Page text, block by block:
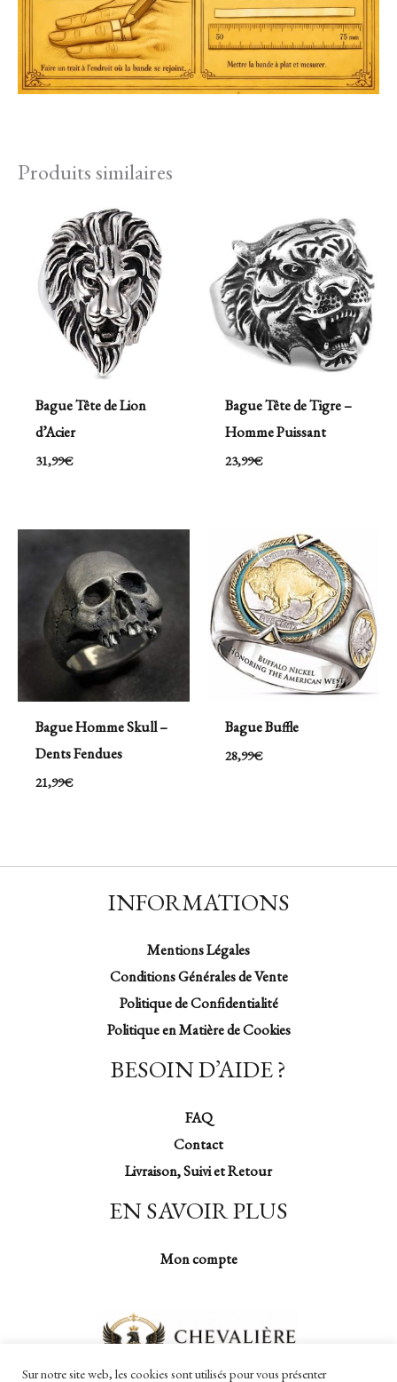
Produits similaires
Bague Tête de Lion
d’Acier
31,99€
Bague Tête de Tigre –
Homme Puissant
23,99€
Bague Homme Skull –
Dents Fendues
21,99€
Bague Buffle
28,99€
INFORMATIONS
Mentions Légales
Conditions Générales de Vente
Politique de Confidentialité
Politique en Matière de Cookies
BESOIN D’AIDE ?
FAQ
Contact
Livraison, Suivi et Retour
EN SAVOIR PLUS
Mon compte
Sur notre site web, les cookies sont utilisés pour vous présenter